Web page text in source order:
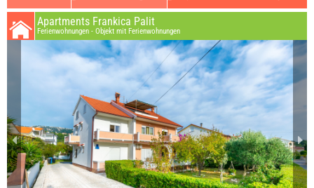
Apartments Frankica Palit
Ferienwohnungen - Objekt mit Ferienwohnungen